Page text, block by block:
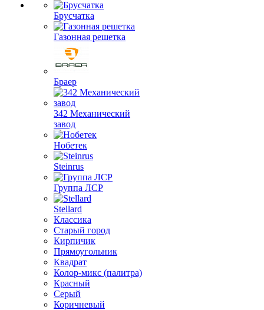
Брусчатка
Газонная решетка
Браер
342 Механический
завод
Нобетек
Steinrus
Группа ЛСР
Stellard
Классика
Старый город
Кирпичик
Прямоугольник
Квадрат
Колор-микс (палитра)
Красный
Серый
Коричневый